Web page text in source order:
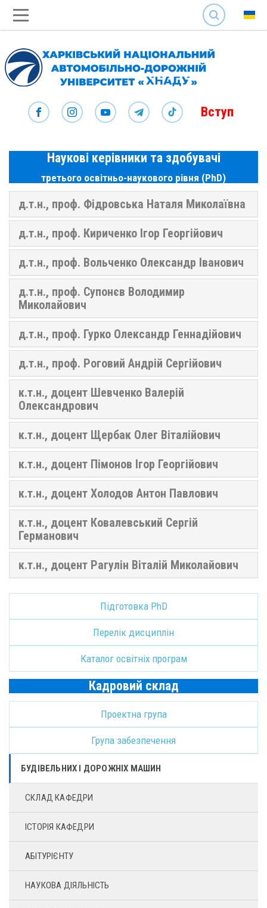
SEARCH
Вступ
Наукові керівники та здобувачі
третього освітньо-наукового рівня (PhD)
д.т.н., проф. Фідровська Наталя Миколаївна
д.т.н., проф. Кириченко Ігор Георгійович
д.т.н., проф. Вольченко Олександр Іванович
д.т.н., проф. Супонєв Володимир
Миколайович
д.т.н., проф. Гурко Олександр Геннадійович
д.т.н., проф. Роговий Андрій Сергійович
к.т.н., доцент Шевченко Валерій
Олександрович
к.т.н., доцент Щербак Олег Віталійович
к.т.н., доцент Пімонов Ігор Георгійович
к.т.н., доцент Холодов Антон Павлович
к.т.н., доцент Ковалевський Сергій
Германович
к.т.н., доцент Рагулін Віталій Миколайович
Підготовка PhD
Перелік дисциплін
Каталог освітніх програм
Кадровий склад
Проектна група
Група забезпечення
БУДІВЕЛЬНИХ І ДОРОЖНІХ МАШИН
СКЛАД КАФЕДРИ
ІСТОРІЯ КАФЕДРИ
АБІТУРІЄНТУ
НАУКОВА ДІЯЛЬНІСТЬ